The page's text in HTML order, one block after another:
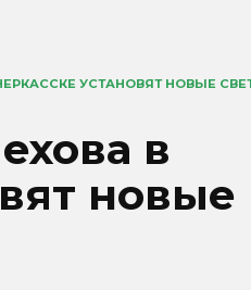
УСТАНОВЯТ НОВЫЕ
в
новые